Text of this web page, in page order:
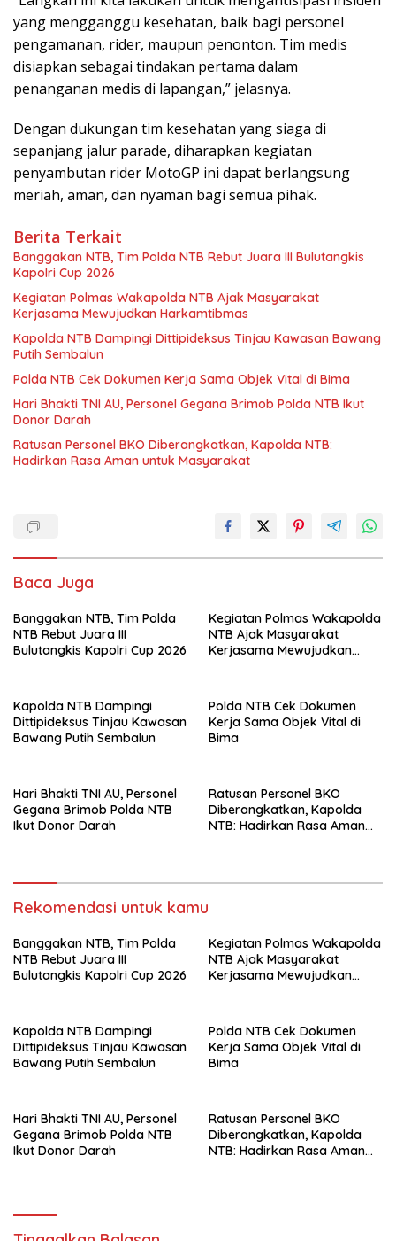
yang mengganggu kesehatan, baik bagi personel
pengamanan, rider, maupun penonton. Tim medis
disiapkan sebagai tindakan pertama dalam
penanganan medis di lapangan,” jelasnya.
Dengan dukungan tim kesehatan yang siaga di
sepanjang jalur parade, diharapkan kegiatan
penyambutan rider MotoGP ini dapat berlangsung
meriah, aman, dan nyaman bagi semua pihak.
Berita Terkait
Banggakan NTB, Tim Polda NTB Rebut Juara III Bulutangkis
Kapolri Cup 2026
Kegiatan Polmas Wakapolda NTB Ajak Masyarakat
Kerjasama Mewujudkan Harkamtibmas
Kapolda NTB Dampingi Dittipideksus Tinjau Kawasan Bawang
Putih Sembalun
Polda NTB Cek Dokumen Kerja Sama Objek Vital di Bima
Hari Bhakti TNI AU, Personel Gegana Brimob Polda NTB Ikut
Donor Darah
Ratusan Personel BKO Diberangkatkan, Kapolda NTB:
Hadirkan Rasa Aman untuk Masyarakat
Baca Juga
Banggakan NTB, Tim Polda
NTB Rebut Juara III
Bulutangkis Kapolri Cup 2026
Kegiatan Polmas Wakapolda
NTB Ajak Masyarakat
Kerjasama Mewujudkan
Kapolda NTB Dampingi
Dittipideksus Tinjau Kawasan
Bawang Putih Sembalun
Polda NTB Cek Dokumen
Kerja Sama Objek Vital di
Bima
Hari Bhakti TNI AU, Personel
Gegana Brimob Polda NTB
Ikut Donor Darah
Ratusan Personel BKO
Diberangkatkan, Kapolda
NTB: Hadirkan Rasa Aman
Rekomendasi untuk kamu
Banggakan NTB, Tim Polda
NTB Rebut Juara III
Bulutangkis Kapolri Cup 2026
Kegiatan Polmas Wakapolda
NTB Ajak Masyarakat
Kerjasama Mewujudkan
Kapolda NTB Dampingi
Dittipideksus Tinjau Kawasan
Bawang Putih Sembalun
Polda NTB Cek Dokumen
Kerja Sama Objek Vital di
Bima
Hari Bhakti TNI AU, Personel
Gegana Brimob Polda NTB
Ikut Donor Darah
Ratusan Personel BKO
Diberangkatkan, Kapolda
NTB: Hadirkan Rasa Aman